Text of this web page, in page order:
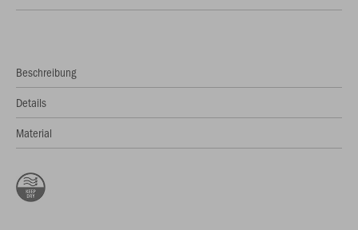
Beschreibung
Details
Material